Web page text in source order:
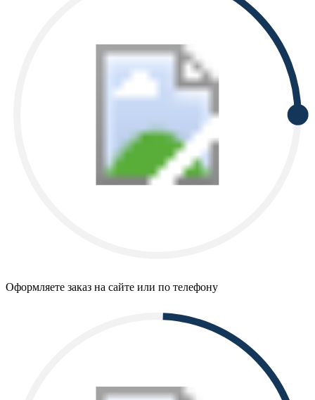
Оформляете заказ на сайте или по телефону